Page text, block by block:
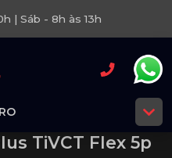
| Sáb - 8h às 13h
TiVCT Flex 5p